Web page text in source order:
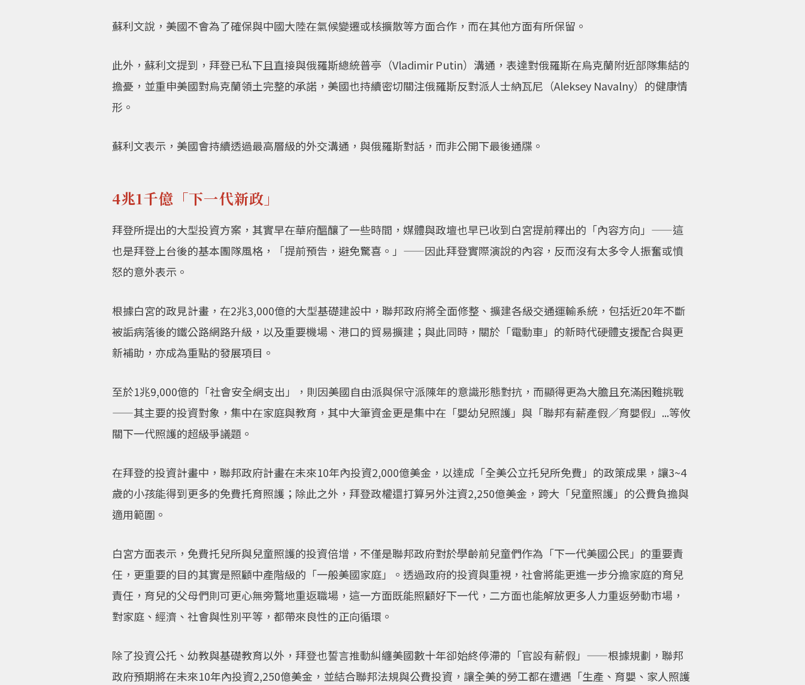
蘇利文說，美國不會為了確保與中國大陸在氣候變遷或核擴散等方面合作，而在其他方面有所保留。
此外，蘇利文提到，拜登已私下且直接與俄羅斯總統普亭（Vladimir Putin）溝通，表達對俄羅斯在烏克蘭附近部隊集結的
擔憂，並重申美國對烏克蘭領土完整的承諾，美國也持續密切關注俄羅斯反對派人士納瓦尼（Aleksey Navalny）的健康情
形。
蘇利文表示，美國會持續透過最高層級的外交溝通，與俄羅斯對話，而非公開下最後通牒。
4兆1千億「下一代新政」
拜登所提出的大型投資方案，其實早在華府醞釀了一些時間，媒體與政壇也早已收到白宮提前釋出的「內容方向」——這
也是拜登上台後的基本團隊風格，「提前預告，避免驚喜。」——因此拜登實際演說的內容，反而沒有太多令人振奮或憤
怒的意外表示。
根據白宮的政見計畫，在2兆3,000億的大型基礎建設中，聯邦政府將全面修整、擴建各級交通運輸系統，包括近20年不斷
被詬病落後的鐵公路網路升級，以及重要機場、港口的貿易擴建；與此同時，關於「電動車」的新時代硬體支援配合與更
新補助，亦成為重點的發展項目。
至於1兆9,000億的「社會安全網支出」，則因美國自由派與保守派陳年的意識形態對抗，而顯得更為大膽且充滿困難挑戰
——其主要的投資對象，集中在家庭與教育，其中大筆資金更是集中在「嬰幼兒照護」與「聯邦有薪產假／育嬰假」...等攸
關下一代照護的超級爭議題。
在拜登的投資計畫中，聯邦政府計畫在未來10年內投資2,000億美金，以達成「全美公立托兒所免費」的政策成果，讓3~4
歲的小孩能得到更多的免費托育照護；除此之外，拜登政權還打算另外注資2,250億美金，跨大「兒童照護」的公費負擔與
適用範圍。
白宮方面表示，免費托兒所與兒童照護的投資倍增，不僅是聯邦政府對於學齡前兒童們作為「下一代美國公民」的重要責
任，更重要的目的其實是照顧中產階級的「一般美國家庭」。透過政府的投資與重視，社會將能更進一步分擔家庭的育兒
責任，育兒的父母們則可更心無旁鶩地重返職場，這一方面既能照顧好下一代，二方面也能解放更多人力重返勞動市場，
對家庭、經濟、社會與性別平等，都帶來良性的正向循環。
除了投資公托、幼教與基礎教育以外，拜登也誓言推動糾纏美國數十年卻始終停滯的「官設有薪假」——根據規劃，聯邦
政府預期將在未來10年內投資2,250億美金，並結合聯邦法規與公費投資，讓全美的勞工都在遭遇「生產、育嬰、家人照護